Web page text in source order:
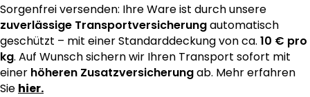
Sorgenfrei versenden: Ihre Ware ist durch unsere
zuverlässige Transportversicherungautomatisch
geschützt – mit einer Standarddeckung von ca. 10 € pro
kg. Auf Wunsch sichern wir Ihren Transport sofort mit
einer höheren Zusatzversicherungab. Mehr erfahren
Sie hier.